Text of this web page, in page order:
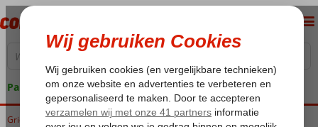
Pakketgarantie
Home
Griekenland Lesbos Petra Theofilos Superior Hotel